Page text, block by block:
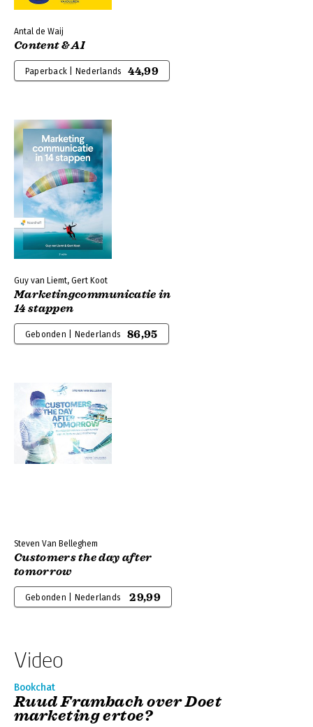
Antal de Waij
Content & AI
Paperback | Nederlands 44,99
Guy van Liemt, Gert Koot
Marketingcommunicatie in
14 stappen
Gebonden | Nederlands 86,95
Steven Van Belleghem
Customers the day after
tomorrow
Gebonden | Nederlands 29,99
Video
Bookchat
Ruud Frambach over Doet
marketing ertoe?